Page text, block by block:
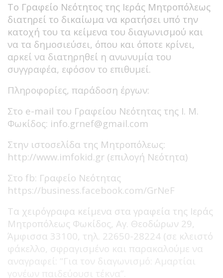
Το Γραφείο Νεότητος της Ιεράς Μητροπόλεως
διατηρεί το δικαίωμα να κρατήσει υπό την
κατοχή του τα κείμενα του διαγωνισμού και
να τα δημοσιεύσει, όπου και όποτε κρίνει,
αρκεί να διατηρηθεί η ανωνυμία του
συγγραφέα, εφόσον το επιθυμεί.
Πληροφορίες, παράδοση έργων:
Στο e-mail του Γραφείου Νεότητας της Ι. Μ.
Φωκίδος: info.grnef@gmail.com
Στην ιστοσελίδα της Μητροπόλεως:
http://www.imfokid.gr (επιλογή Νεότητα)
Στο fb: Γραφείο Νεότητας
https://business.facebook.com/GrNeF
Τα χειρόγραφα κείμενα στα γραφεία της Ιεράς
Μητροπόλεως Φωκίδος, Αγ. Θεοδώρων 29,
Άμφισσα 33100, τηλ. 22650-28224 (σε κλειστό
φάκελλο, σφραγισμένο και παρακαλούμε να
αναγραφεί: “Για τον διαγωνισμό: Αμαρτίαι